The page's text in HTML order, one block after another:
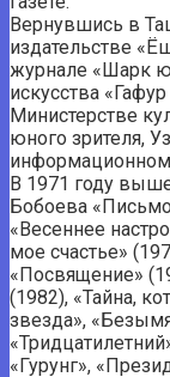
Вернувшись в
издательстве
журнале «Шарк
искусства
Министерстве
юного зрителя,
информационном
В 1971 году
Бобоева
«Весеннее
мое счастье»
«Посвящение»
(1982), «Тайна,
звезда»,
«Гурунг»,